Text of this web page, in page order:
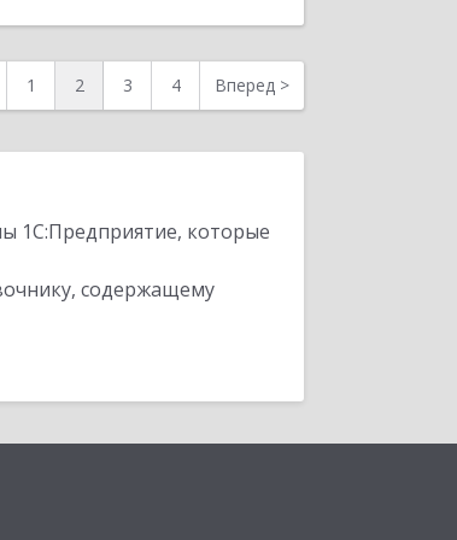
1 2 3 4 Вперед >
1С:Предприятие, которые
содержащему